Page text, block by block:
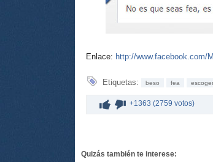
Enlace: http://www.facebook.com/
Etiquetas: beso fea escoger
+1363 (2759 votos)
Quizás también te interese: